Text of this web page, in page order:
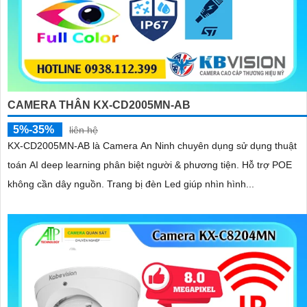
CAMERA THÂN KX-CD2005MN-AB
5%-35%
liên hệ
KX-CD2005MN-AB là Camera An Ninh chuyên dụng sử dụng thuật
toán AI deep learning phân biệt người & phương tiện. Hỗ trợ POE
không cần dây nguồn. Trang bị đèn Led giúp nhìn hình...